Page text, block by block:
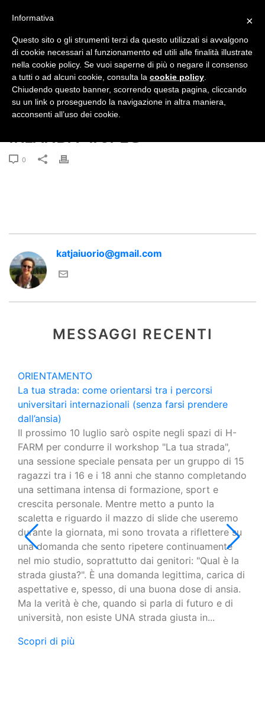
0
katjaiuorio@gmail.com
MESSAGGI RECENTI
ORIENTAMENTO
La tua strada: come orientarsi tra i percorsi
universitari internazionali (senza farsi prendere
dall’ansia)
Il prossimo 10 luglio sarò ospite negli spazi di H-
FARM per condurre il workshop "La tua strada",
una sessione speciale pensata per un gruppo di 15
ragazzi tra i 16 e i 18 anni che stanno completando
una settimana intensa di formazione, sport e
crescita personale. Mentre metto a punto la
scaletta e riguardo il mazzo di slide che useremo
durante la giornata, mi sono trovata a riflettere su
una domanda che sento ripetere continuamente
nel mio studio, soprattutto dai genitori: "Qual è la
strada giusta?". È una domanda legittima, carica di
aspettative e, spesso, di una buona dose di ansia.
Ma la verità è che, quando si parla di futuro e di
università, non esiste UNA strada giusta in...
Scopri di più
×
Informativa
Questo sito o gli strumenti terzi da questo utilizzati si avvalgono
di cookie necessari al funzionamento ed utili alle finalità illustrate
nella cookie policy. Se vuoi saperne di più o negare il consenso
a tutti o ad alcuni cookie, consulta la cookie policy
Chiudendo questo banner, scorrendo questa pagina, cliccando
su un link o proseguendo la navigazione in altra maniera,
acconsenti all’uso dei cookie.